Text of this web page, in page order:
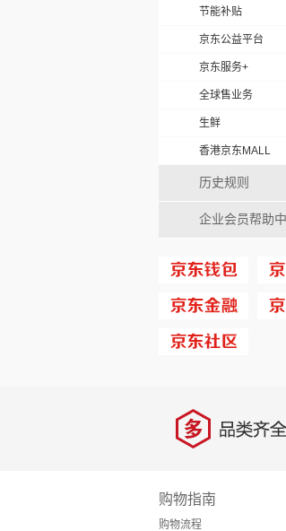
节能补贴
京东公益平台
京东服务+
全球售业务
生鲜
香港京东MALL
历史规则
企业会员帮助
多 品类齐全
购物指南
购物流程